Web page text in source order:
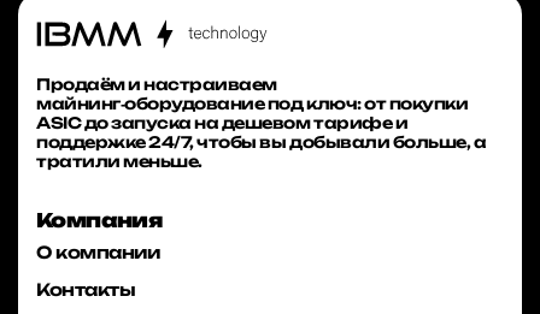
Продаём и настраиваем
майнинг‑оборудование под ключ: от покупки
ASIC до запуска на дешевом тарифе и
поддержке 24/7, чтобы вы добывали больше, а
тратили меньше.
Компания
О компании
Контакты